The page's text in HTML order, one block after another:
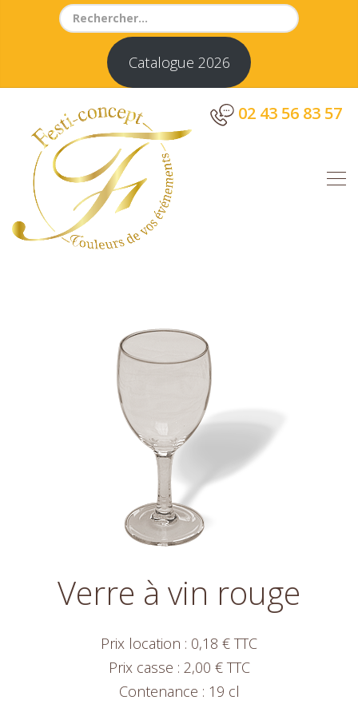
Search
Catalogue 2026
02 43 56 83 57
Verre à vin rouge
Prix location : 0,18 € TTC
Prix casse : 2,00 € TTC
Contenance : 19 cl